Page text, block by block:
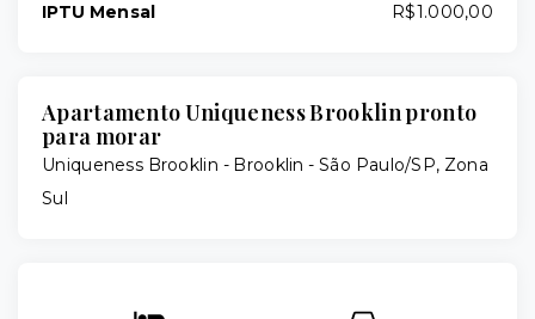
IPTU Mensal
R$1.000,00
Apartamento Uniqueness Brooklin pronto
para morar
Uniqueness Brooklin - Brooklin - São Paulo/SP, Zona
Sul